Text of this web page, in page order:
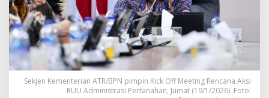
i
n
d
a
k
l
a
n
Sekjen Kementerian ATR/BPN pimpin Kick Off Meeting Rencana Aksi
RUU Administrasi Pertanahan, Jumat (19/1/2026). Foto: